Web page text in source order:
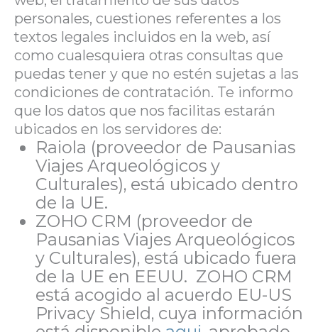
personales, cuestiones referentes a los
textos legales incluidos en la web, así
como cualesquiera otras consultas que
puedas tener y que no estén sujetas a las
condiciones de contratación. Te informo
que los datos que nos facilitas estarán
ubicados en los servidores de:
Raiola (proveedor de Pausanias
Viajes Arqueológicos y
Culturales), está ubicado dentro
de la UE.
ZOHO CRM (proveedor de
Pausanias Viajes Arqueológicos
y Culturales), está ubicado fuera
de la UE en EEUU. ZOHO CRM
está acogido al acuerdo EU-US
Privacy Shield, cuya información